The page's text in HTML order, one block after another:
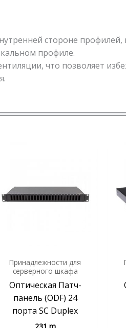
стороне профилей,
профиле.
что позволяет
Принадлежности для
серверного шкафа
Оптическая Патч-
панель (ODF) 24
порта SC Duplex